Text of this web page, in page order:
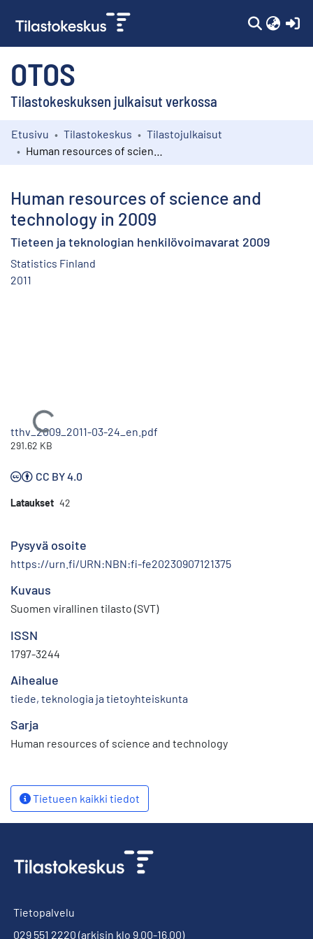
OTOS
Tilastokeskuksen julkaisut verkossa
Kokoelmat
Etusivu Tilastokeskus
Tilastojulkaisut
Human resources of science and
technology in 2009
Tieteen ja teknologian henkilövoimavarat 2009
Statistics Finland
2011
Ladataan...
tthv_2009_2011-03-24_en.pdf
291.62 KB
CC BY 4.0
Lataukset 42
Pysyvä osoite
https://urn.fi/URN:NBN:fi-fe20230907121375
Kuvaus
Suomen virallinen tilasto (SVT)
ISSN
1797-3244
Aihealue
tiede, teknologia ja tietoyhteiskunta
Sarja
Human resources of science and technology
Tietueen kaikki tiedot
Tietopalvelu
029 551 2220 (arkisin klo 9.00-16.00)